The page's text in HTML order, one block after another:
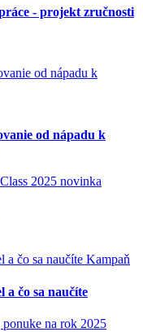
- projekt zručnosti
od nápadu k
novinka
Kampaň
čo sa naučíte